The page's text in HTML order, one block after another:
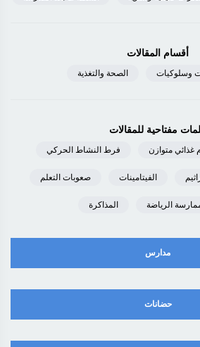
أقسام المقالات
وسلوكيات الصحة والتغذية
مفتاحية للمقالات
غذائي متوازن فرط النشاط الحركي
الفيتامينات صعوبات التعلم
الرياضة المذاكرة
مدارس
حضانات